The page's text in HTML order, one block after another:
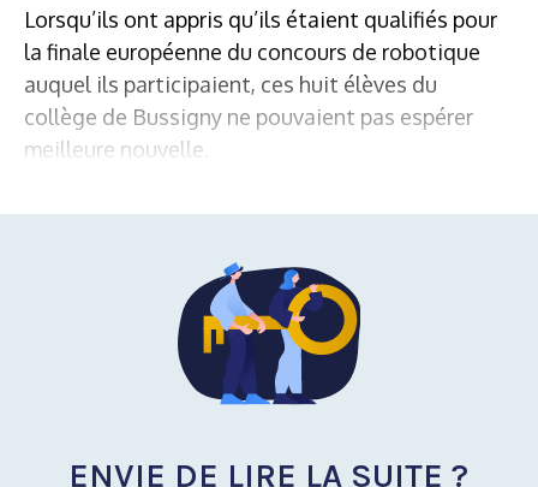
Lorsqu’ils ont appris qu’ils étaient qualifiés pour
la finale européenne du concours de robotique
auquel ils participaient, ces huit élèves du
collège de Bussigny ne pouvaient pas espérer
meilleure nouvelle.
ENVIE DE LIRE LA SUITE ?